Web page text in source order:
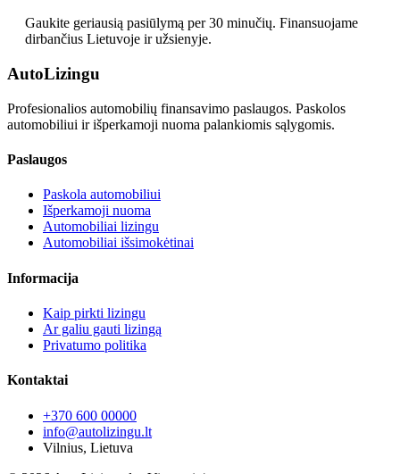
Gaukite geriausią pasiūlymą per 30 minučių. Finansuojame
dirbančius Lietuvoje ir užsienyje.
AutoLizingu
Profesionalios automobilių finansavimo paslaugos. Paskolos
automobiliui ir išperkamoji nuoma palankiomis sąlygomis.
Paslaugos
Paskola automobiliui
Išperkamoji nuoma
Automobiliai lizingu
Automobiliai išsimokėtinai
Informacija
Kaip pirkti lizingu
Ar galiu gauti lizingą
Privatumo politika
Kontaktai
+370 600 00000
info@autolizingu.lt
Vilnius, Lietuva